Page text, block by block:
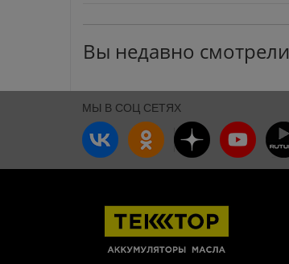
Вы недавно смотрели
МЫ В СОЦ СЕТЯХ